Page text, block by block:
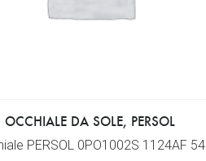
OCCHIALE DA SOLE, PERSOL
PERSOL 0PO1002S 1124AF 54